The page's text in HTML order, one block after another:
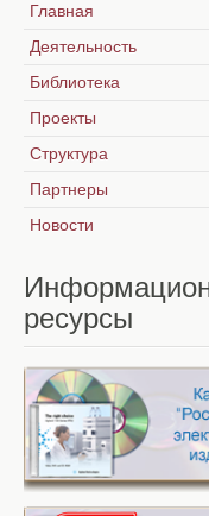
Главная
Деятельность
Библиотека
Проекты
Структура
Партнеры
Новости
ресурсы